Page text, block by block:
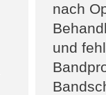
nach
und